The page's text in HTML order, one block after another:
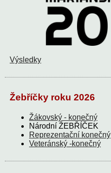
Výsledky
Žebříčky roku 2026
Žákovský - konečný
Národní ŽEBŘÍČEK
Reprezentační konečný
Veteránský -konečný